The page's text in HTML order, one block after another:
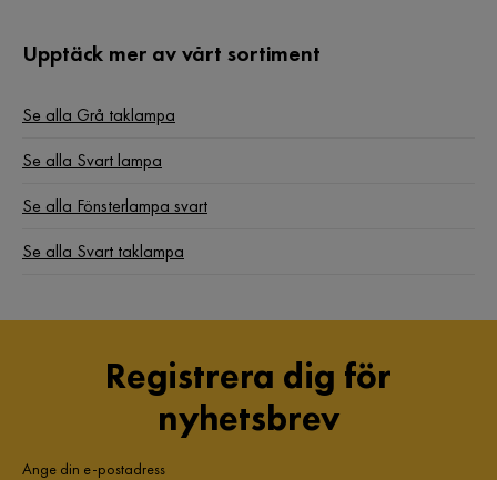
Upptäck mer av vårt sortiment
Se alla Grå taklampa
Se alla Svart lampa
Se alla Fönsterlampa svart
Se alla Svart taklampa
Registrera dig för
nyhetsbrev
Ange din e-postadress